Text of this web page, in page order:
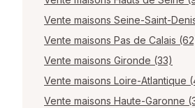
Vente maisons Seine-Saint-
Vente maisons Pas de Calais
Vente maisons Gironde (33)
Vente maisons Loire-Atlantique
Vente maisons Haute-Garonne